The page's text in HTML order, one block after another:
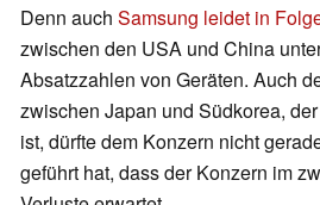
Denn auch Samsung leidet in
zwischen den USA und China
Absatzzahlen von Geräten. Auch
zwischen Japan und Südkorea,
ist, dürfte dem Konzern nicht
geführt hat, dass der Konzern im